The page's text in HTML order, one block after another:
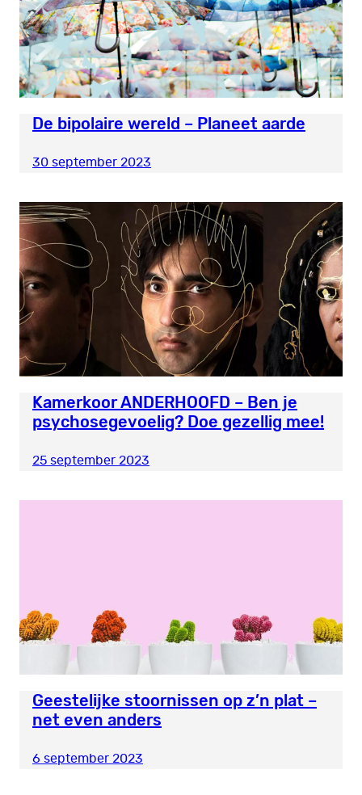
De bipolaire wereld – Planeet aarde
30 september 2023
Kamerkoor ANDERHOOFD – Ben je
psychosegevoelig? Doe gezellig mee!
25 september 2023
Geestelijke stoornissen op z’n plat –
net even anders
6 september 2023